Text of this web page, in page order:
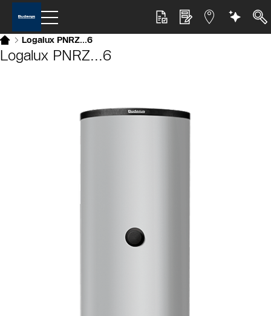
Logalux PNRZ...6
Slider Überspringen
Logalux PNRZ...6